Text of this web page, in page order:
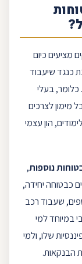
מציעים כיום
כנגד שיעבוד
בעלי
מימון לצרכים
הון עצמי
נוספות,
כבטוחה יחידה,
שעבוד רכב
במיוחד למי
שלו, ולמי
הבנקאות.